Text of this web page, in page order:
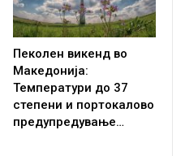
Пеколен викенд во
Македонија:
Температури до 37
степени и портокалово
предупредување…